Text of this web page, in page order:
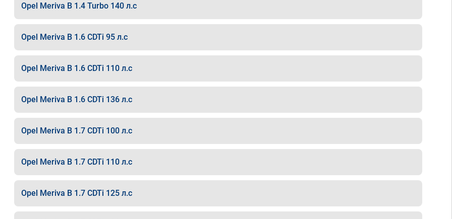
Opel Meriva B 1.4 Turbo 140 л.с
Opel Meriva B 1.6 CDTi 95 л.с
Opel Meriva B 1.6 CDTi 110 л.с
Opel Meriva B 1.6 CDTi 136 л.с
Opel Meriva B 1.7 CDTi 100 л.с
Opel Meriva B 1.7 CDTi 110 л.с
Opel Meriva B 1.7 CDTi 125 л.с